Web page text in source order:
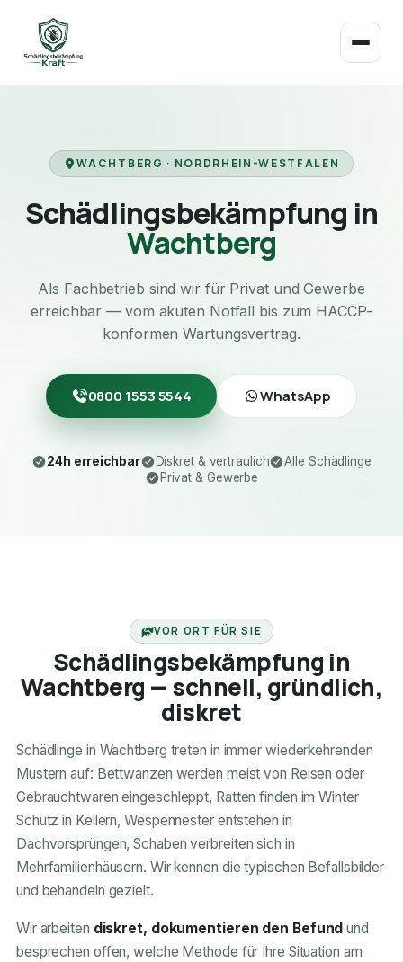
WACHTBERG · NORDRHEIN-WESTFALEN
Schädlingsbekämpfung in
Wachtberg
Als Fachbetrieb sind wir für Privat und Gewerbe
erreichbar — vom akuten Notfall bis zum HACCP-
konformen Wartungsvertrag.
0800 1553 5544 WhatsApp
24h erreichbar Diskret & vertraulich
Alle Schädlinge
Privat & Gewerbe
VOR ORT FÜR SIE
Schädlingsbekämpfung in
Wachtberg — schnell, gründlich,
diskret
Schädlinge in Wachtberg treten in immer wiederkehrenden
Mustern auf: Bettwanzen werden meist von Reisen oder
Gebrauchtwaren eingeschleppt, Ratten finden im Winter
Schutz in Kellern, Wespennester entstehen in
Dachvorsprüngen, Schaben verbreiten sich in
Mehrfamilienhäusern. Wir kennen die typischen Befallsbilder
und behandeln gezielt.
Wir arbeiten diskret, dokumentieren den Befund und
besprechen offen, welche Methode für Ihre Situation am